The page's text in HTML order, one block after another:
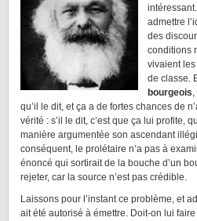
intéressant.
admettre
des
conditions
vivaient
de classe.
bourgeois
qu’il le dit, et ça a de fortes chances de
vérité : s’il le dit, c’est que ça lui profite,
manière argumentée son ascendant
conséquent, le prolétaire n’a pas à
énoncé qui sortirait de la bouche d’un
rejeter, car la source n’est pas crédible.
Laissons pour l’instant ce problème, et
ait été autorisé à émettre. Doit-on lui